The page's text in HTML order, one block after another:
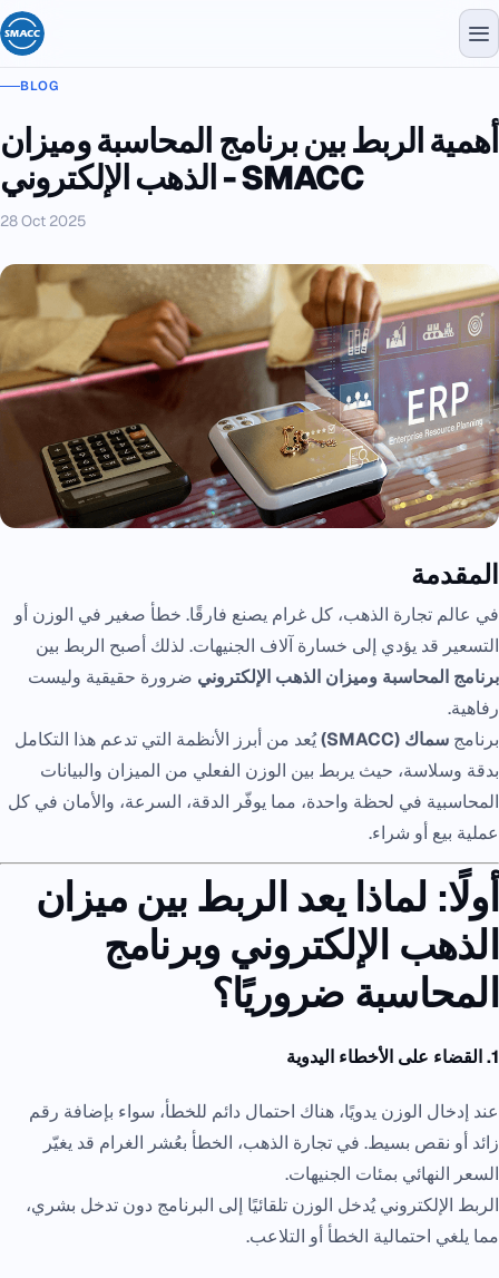
BLOG
أهمية الربط بين برنامج المحاسبة وميزان
الذهب الإلكتروني - SMACC
28 Oct 2025
المقدمة
في عالم تجارة الذهب، كل غرام يصنع فارقًا. خطأ صغير في الوزن أو
التسعير قد يؤدي إلى خسارة آلاف الجنيهات. لذلك أصبح الربط بين
برنامج المحاسبة وميزان الذهب الإلكتروني ضرورة حقيقية وليست
رفاهية.
برنامج سماك (SMACC)
يُعد من أبرز الأنظمة التي تدعم هذا التكامل
بدقة وسلاسة، حيث يربط بين الوزن الفعلي من الميزان والبيانات
المحاسبية في لحظة واحدة، مما يوفّر الدقة، السرعة، والأمان في كل
عملية بيع أو شراء.
أولًا: لماذا يعد الربط بين ميزان
الذهب الإلكتروني وبرنامج
المحاسبة ضروريًا؟
1. القضاء على الأخطاء اليدوية
عند إدخال الوزن يدويًا، هناك احتمال دائم للخطأ، سواء بإضافة رقم
زائد أو نقص بسيط. في تجارة الذهب، الخطأ بعُشر الغرام قد يغيّر
السعر النهائي بمئات الجنيهات.
الربط الإلكتروني يُدخل الوزن تلقائيًا إلى البرنامج دون تدخل بشري،
مما يلغي احتمالية الخطأ أو التلاعب.